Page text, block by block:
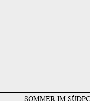
SOMMER IM